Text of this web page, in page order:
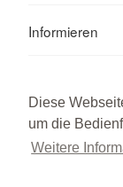
Diese
um die
Weitere
Informieren